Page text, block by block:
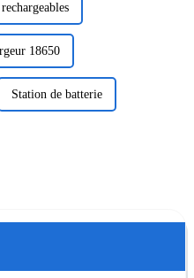
18650
Station de batterie